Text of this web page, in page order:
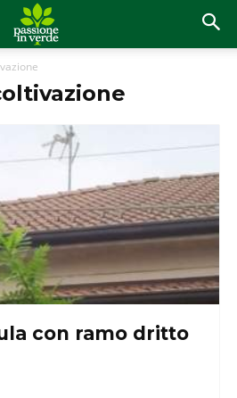
con ramo dritto